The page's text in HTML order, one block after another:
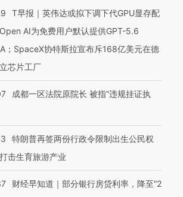
T早报｜英伟达或拟下调下代GPU显存配
AI为免费用户默认提供GPT-5.6
；SpaceX协特斯拉宣布斥168亿美元在德
芯片工厂
成都一区法院原院长 被指“违规挂证执
特朗普再签两份行政令限制出生公民权
击生育旅游产业
财经早知道｜部分银行房贷利率，降至“2